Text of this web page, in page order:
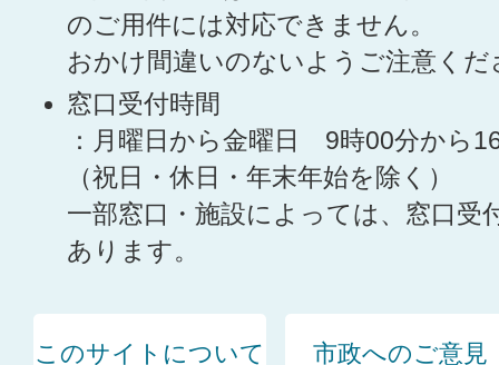
のご用件には対応できません。
おかけ間違いのないようご注意くだ
窓口受付時間
：月曜日から金曜日 9時00分から
（祝日・休日・年末年始を除く）
一部窓口・施設によっては、窓口受
あります。
このサイトについて 市政へのご意見